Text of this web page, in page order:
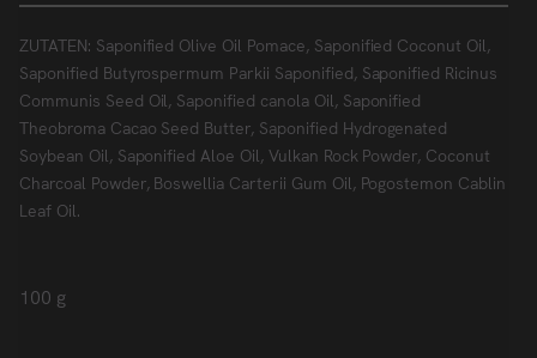
ZUTATEN: Saponified Olive Oil Pomace, Saponified Coconut Oil,
Saponified Butyrospermum Parkii Saponified, Saponified Ricinus
Communis Seed Oil, Saponified canola Oil, Saponified
Theobroma Cacao Seed Butter, Saponified Hydrogenated
Soybean Oil, Saponified Aloe Oil, Vulkan Rock Powder, Coconut
Charcoal Powder, Boswellia Carterii Gum Oil, Pogostemon Cablin
Leaf Oil.
100 g